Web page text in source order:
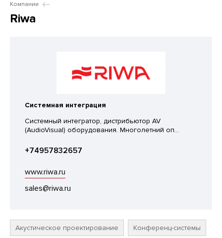
Компании
Riwa
Системная интеграция
Системный интегратор, дистрибьютор AV
(AudioVisual) оборудования. Многолетний оп...
+74957832657
www.riwa.ru
sales@riwa.ru
Акустическое проектирование Конференц-системы